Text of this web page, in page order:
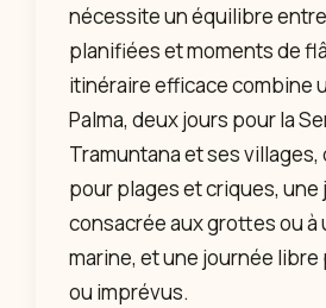
nécessite un équilibre entre
planifiées et moments de
itinéraire efficace combine
Palma, deux jours pour la
Tramuntana et ses villages,
pour plages et criques, une
consacrée aux grottes ou à
marine, et une journée
ou imprévus.